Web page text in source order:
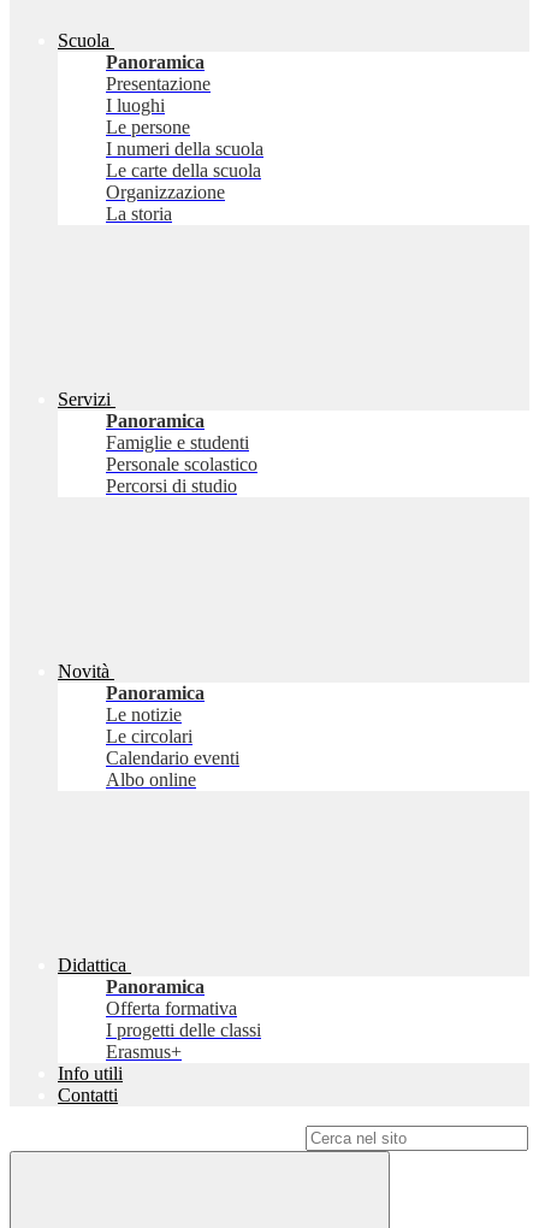
Scuola
Panoramica
Presentazione
I luoghi
Le persone
I numeri della scuola
Le carte della scuola
Organizzazione
La storia
Servizi
Panoramica
Famiglie e studenti
Personale scolastico
Percorsi di studio
Novità
Panoramica
Le notizie
Le circolari
Calendario eventi
Albo online
Didattica
Panoramica
Offerta formativa
I progetti delle classi
Erasmus+
Info utili
Contatti